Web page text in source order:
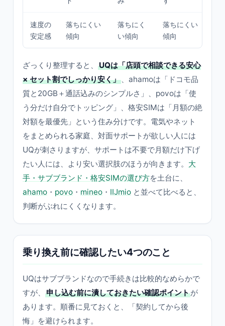
速度の
安定感
落ちにくい
傾向
落ちにく
い傾向
落ちにくい
傾向
ざっくり整理すると、
UQは「店頭で相談できる安心
× セット割でしっかり安く」 、ahamoは「ドコモ品
質と20GB＋通話込みのシンプルさ」、povoは「使
う分だけ自分でトッピング」、格安SIMは「月額の絶
対額を最優先」という住み分けです。電気やネット
をまとめられる家庭、対面サポートが欲しい人には
UQが刺さりますが、サポートは不要で月額だけ下げ
たい人には、より安い選択肢のほうが向きます。 大
手・サブブランド・格安SIMの選び方を土台に、
ahamo ・ povo ・ mineo ・ IIJmio と並べて比べると、
判断がぶれにくくなります。
乗り換え前に確認したい4つのこと
UQはサブブランドなので手続きは比較的なめらかで
すが、
申し込む前に潰しておきたい確認ポイントが
あります。順番に見ておくと、「契約してから後
悔」を避けられます。